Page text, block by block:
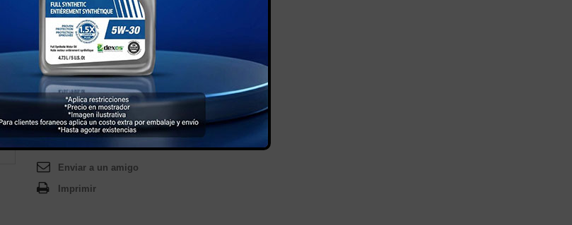
CARIBE 81-87
ATLANTIC 83-87
POINTER 98-00
A2 85-87
Enviar a un amigo
Imprimir